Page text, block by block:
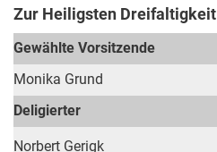
Zur Heiligsten Dreifaltigkeit
Gewählte Vorsitzende
Monika Grund
Deligierter
Norbert Gerigk